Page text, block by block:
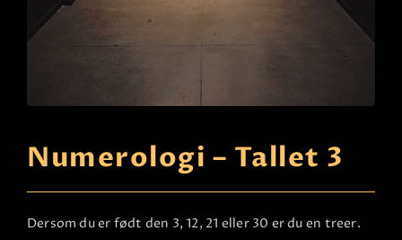
Numerologi – Tallet 3
Dersom du er født den 3, 12, 21 eller 30 er du en treer.